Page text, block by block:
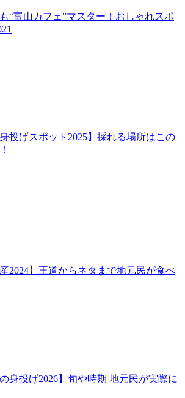
“富山カフェ”マスター！おしゃれスポ
投げスポット2025】採れる場所はこの
2024】王道からネタまで地元民が食べ
身投げ2026】旬や時期 地元民が実際に